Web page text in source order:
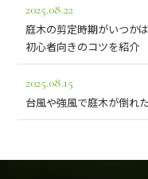
2025.08.22
庭木の剪定時期がいつか
初心者向きのコツを紹介
2025.08.15
台風や強風で庭木が倒れ